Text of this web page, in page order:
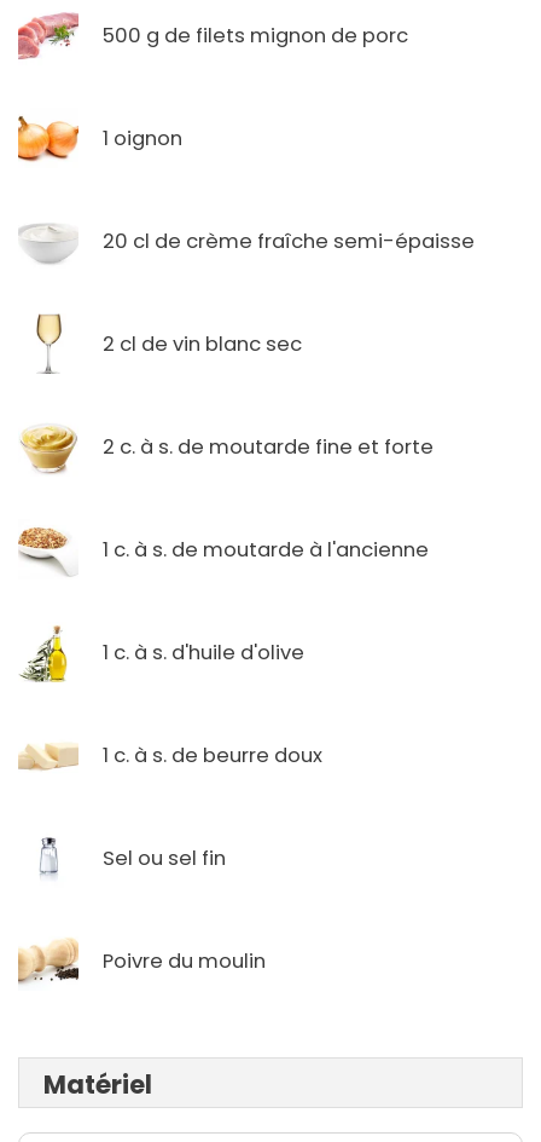
500 g de filets mignon de porc
1 oignon
20 cl de crème fraîche semi-épaisse
2 cl de vin blanc sec
2 c. à s. de moutarde fine et forte
1 c. à s. de moutarde à l'ancienne
1 c. à s. d'huile d'olive
1 c. à s. de beurre doux
Sel ou sel fin
Poivre du moulin
Matériel